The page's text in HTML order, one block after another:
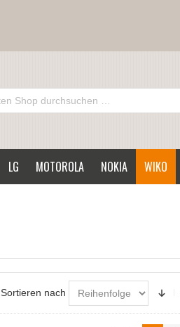
LG MOTOROLA NOKIA WIKO
Sortieren nach